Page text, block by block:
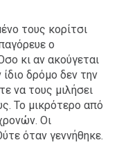
τους κορίτσι
ο
κι αν ακούγεται
δρόμο δεν την
να τους μιλήσει
Το μικρότερο από
Οι
όταν γεννήθηκε.